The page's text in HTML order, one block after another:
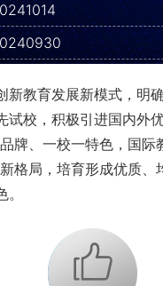
教育发展新模式，明
试校，积极引进国内外
牌、一校一特色，国际
格局，培育形成优质、
+1